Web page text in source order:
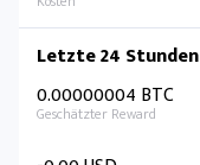
Letzte 24 Stunden
0.00000004 BTC